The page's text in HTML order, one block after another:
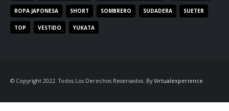
ROPA JAPONESA SHORT SOMBRERO SUDADERA SUETER
TOP VESTIDO YUKATA
© Copyright 2022. Todos Los Derechos Reservados. By Virtualexperience